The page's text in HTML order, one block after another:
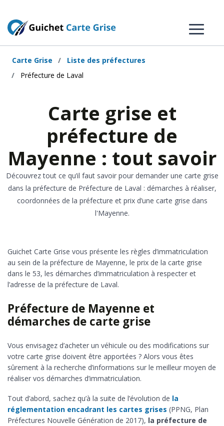
Carte Grise
Liste des préfectures
Préfecture de Laval
Carte grise et
préfecture de
Mayenne : tout savoir
Découvrez tout ce qu’il faut savoir pour demander une carte grise
dans la préfecture de Préfecture de Laval : démarches à réaliser,
coordonnées de la préfecture et prix d’une carte grise dans
l'Mayenne.
Guichet Carte Grise vous présente les règles d’immatriculation
au sein de la préfecture de Mayenne, le prix de la carte grise
dans le 53, les démarches d’immatriculation à respecter et
l’adresse de la préfecture de Laval.
Préfecture de Mayenne et
démarches de carte grise
Vous envisagez d’acheter un véhicule ou des modifications sur
votre carte grise doivent être apportées ? Alors vous êtes
sûrement à la recherche d’informations sur le meilleur moyen de
réaliser vos démarches d’immatriculation.
Tout d’abord, sachez qu’à la suite de l’évolution de la
réglementation encadrant les cartes grises (PPNG, Plan
Préfectures Nouvelle Génération de 2017), la préfecture de